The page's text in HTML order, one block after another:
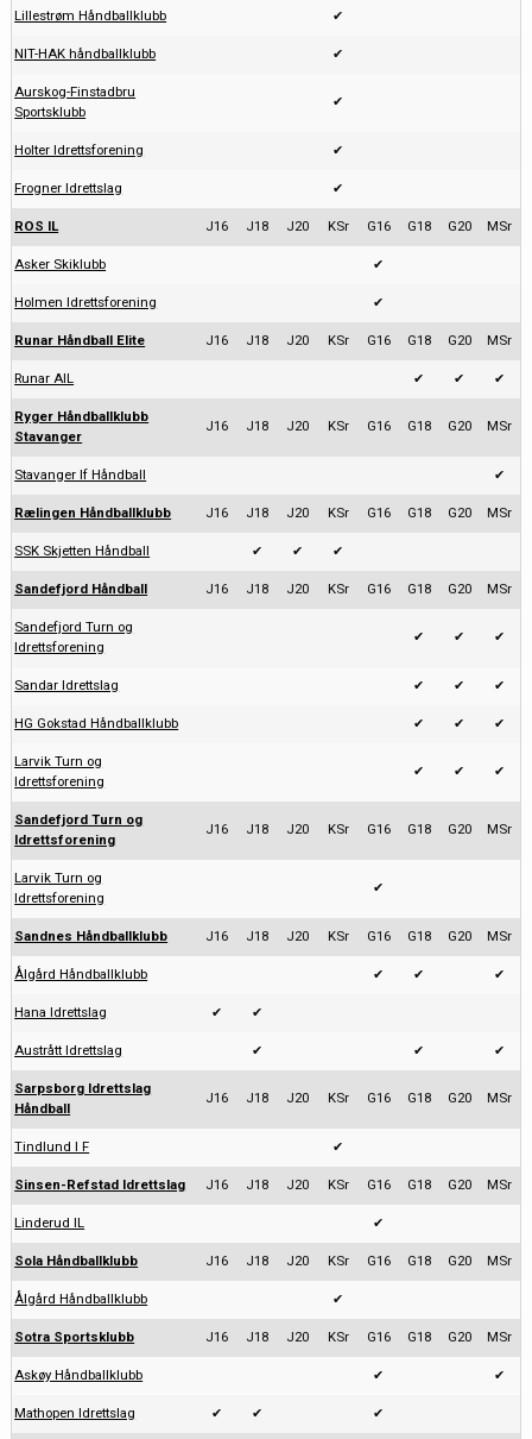
Lillestrøm Håndballklubb ✔
NIT-HAK håndballklubb ✔
Aurskog-Finstadbru
Sportsklubb
✔
Holter Idrettsforening ✔
Frogner Idrettslag ✔
ROS IL J16 J18 J20 KSr G16 G18 G20 MSr
Asker Skiklubb ✔
Holmen Idrettsforening ✔
Runar Håndball Elite J16 J18 J20 KSr G16 G18 G20 MSr
Runar AIL ✔ ✔ ✔
Ryger Håndballklubb
Stavanger
J16 J18 J20 KSr G16 G18 G20 MSr
Stavanger If Håndball ✔
Rælingen Håndballklubb J16 J18 J20 KSr G16 G18 G20 MSr
SSK Skjetten Håndball ✔ ✔ ✔
Sandefjord Håndball J16 J18 J20 KSr G16 G18 G20 MSr
Sandefjord Turn og
Idrettsforening
✔ ✔ ✔
Sandar Idrettslag ✔ ✔ ✔
HG Gokstad Håndballklubb ✔ ✔ ✔
Larvik Turn og
Idrettsforening
✔ ✔ ✔
Sandefjord Turn og
Idrettsforening
J16 J18 J20 KSr G16 G18 G20 MSr
Larvik Turn og
Idrettsforening
✔
Sandnes Håndballklubb J16 J18 J20 KSr G16 G18 G20 MSr
Ålgård Håndballklubb ✔ ✔ ✔
Hana Idrettslag ✔ ✔
Austrått Idrettslag ✔ ✔ ✔
Sarpsborg Idrettslag
Håndball
J16 J18 J20 KSr G16 G18 G20 MSr
Tindlund I F ✔
Sinsen-Refstad Idrettslag J16 J18 J20 KSr G16 G18 G20 MSr
Linderud IL ✔
Sola Håndballklubb J16 J18 J20 KSr G16 G18 G20 MSr
Ålgård Håndballklubb ✔
Sotra Sportsklubb J16 J18 J20 KSr G16 G18 G20 MSr
Askøy Håndballklubb ✔ ✔
Mathopen Idrettslag ✔ ✔ ✔